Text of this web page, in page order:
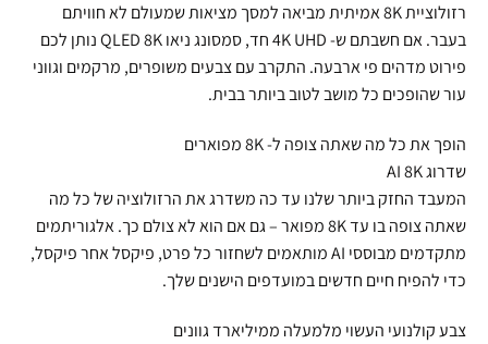
רזולוציית 8K אמיתית מביאה למסך מציאות שמעולם לא חוויתם
בעבר. אם חשבתם ש- 4K UHD חד, סמסונג ניאו QLED 8K נותן לכם
פירוט מדהים פי ארבעה. התקרב עם צבעים משופרים, מרקמים וגווני
עור שהופכים כל מושב לטוב ביותר בבית.
הופך את כל מה שאתה צופה ל- 8K מפוארים
שדרוג AI 8K
המעבד החזק ביותר שלנו עד כה משדרג את הרזולוציה של כל מה
שאתה צופה בו עד 8K מפואר – גם אם הוא לא צולם כך. אלגוריתמים
מתקדמים מבוססי AI מותאמים לשחזור כל פרט, פיקסל אחר פיקסל,
כדי להפיח חיים חדשים במועדפים הישנים שלך.
צבע קולנועי העשוי מלמעלה ממיליארד גוונים